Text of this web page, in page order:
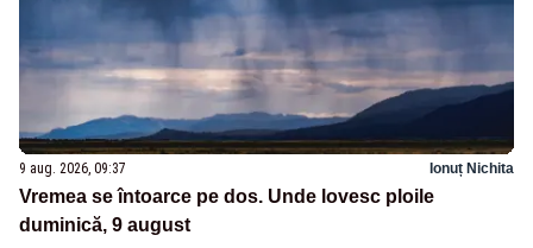
9 aug. 2026, 09:37 Ionuț Nichita
Vremea se întoarce pe dos. Unde lovesc ploile
duminică, 9 august